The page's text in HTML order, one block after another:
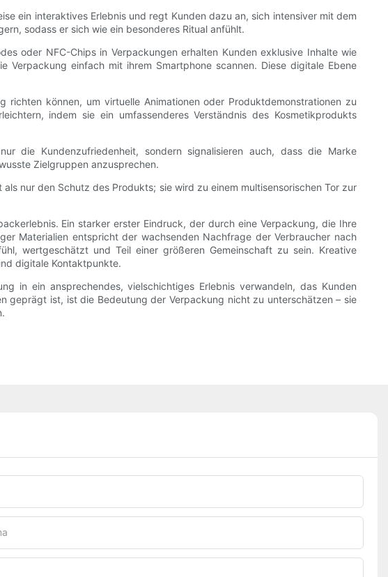
ein interaktives Erlebnis und regt Kunden dazu an, sich intensiver mit dem
sodass er sich wie ein besonderes Ritual anfühlt.
oder NFC-Chips in Verpackungen erhalten Kunden exklusive Inhalte wie
Verpackung einfach mit ihrem Smartphone scannen. Diese digitale Ebene
können, um virtuelle Animationen oder Produktdemonstrationen zu
indem sie ein umfassenderes Verständnis des Kosmetikprodukts
die Kundenzufriedenheit, sondern signalisieren auch, dass die Marke
Zielgruppen anzusprechen.
nur den Schutz des Produkts; sie wird zu einem multisensorischen Tor zur
Ein starker erster Eindruck, der durch eine Verpackung, die Ihre
Materialien entspricht der wachsenden Nachfrage der Verbraucher nach
wertgeschätzt und Teil einer größeren Gemeinschaft zu sein. Kreative
digitale Kontaktpunkte.
in ein ansprechendes, vielschichtiges Erlebnis verwandeln, das Kunden
geprägt ist, ist die Bedeutung der Verpackung nicht zu unterschätzen – sie